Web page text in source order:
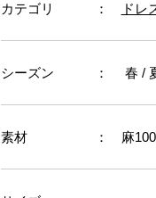
カテゴリ ： ドレ
シーズン ： 春 /
素材 ： 麻